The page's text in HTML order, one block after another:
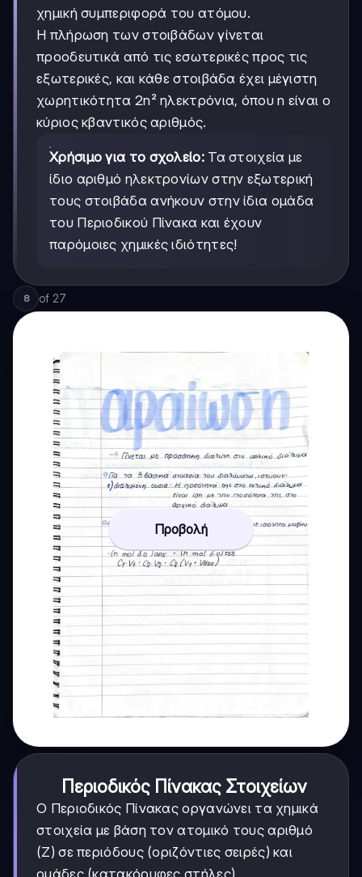
χημική συμπεριφορά του ατόμου.
Η πλήρωση των στοιβάδων γίνεται
προοδευτικά από τις εσωτερικές προς τις
εξωτερικές, και κάθε στοιβάδα έχει μέγιστη
χωρητικότητα 2n² ηλεκτρόνια, όπου n είναι ο
κύριος κβαντικός αριθμός.
Χρήσιμο για το σχολείο:Τα στοιχεία με
ίδιο αριθμό ηλεκτρονίων στην εξωτερική
τους στοιβάδα ανήκουν στην ίδια ομάδα
του Περιοδικού Πίνακα και έχουν
παρόμοιες χημικές ιδιότητες!
8 of 27
Προβολή
Περιοδικός Πίνακας Στοιχείων
Ο Περιοδικός Πίνακας οργανώνει τα χημικά
στοιχεία με βάση τον ατομικό τους αριθμό
(Ζ) σε περιόδους (οριζόντιες σειρές) και
ομάδες (κατακόρυφες στήλες).